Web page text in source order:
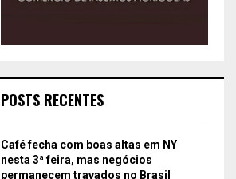
POSTS RECENTES
Café fecha com boas altas em NY
nesta 3ª feira, mas negócios
permanecem travados no Brasil